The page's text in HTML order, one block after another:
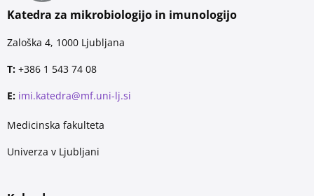
Katedra za mikrobiologijo in imunologijo
Zaloška 4, 1000 Ljubljana
T: +386 1 543 74 08
E: imi.katedra@mf.uni-lj.si
Medicinska fakulteta
Univerza v Ljubljani